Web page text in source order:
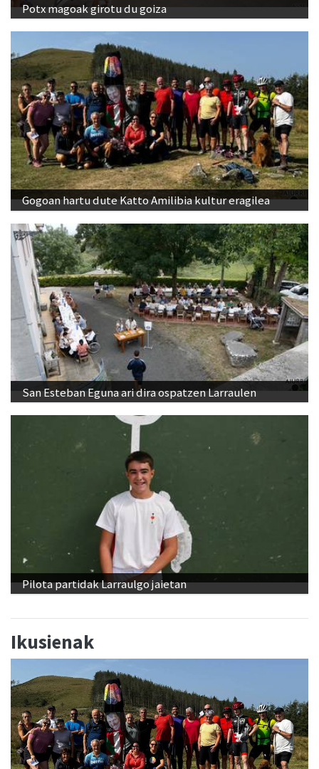
Potx magoak girotu du goiza
Gogoan hartu dute Katto Amilibia kultur eragilea
San Esteban Eguna ari dira ospatzen Larraulen
Pilota partidak Larraulgo jaietan
Ikusienak